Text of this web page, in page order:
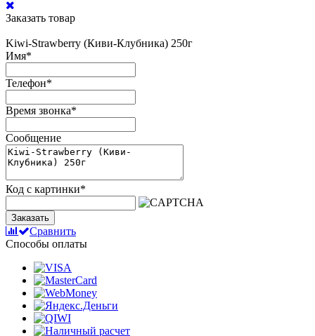
Заказать товар
Kiwi-Strawberry (Киви-Клубника) 250г
Имя*
Телефон*
Время звонка*
Сообщение
Код с картинки*
Заказать
Сравнить
Способы оплаты